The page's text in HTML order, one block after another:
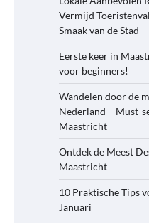
Vermijd
Smaak van de Stad
Eerste keer in
voor beginners!
Wandelen door de
Nederland – Must-
Maastricht
Ontdek de Meest
Maastricht
10 Praktische Tips
Januari